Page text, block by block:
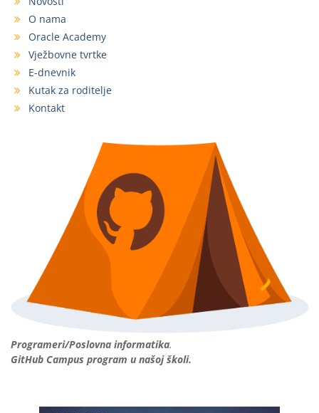
O nama
Oracle Academy
Vježbovne tvrtke
E-dnevnik
Kutak za roditelje
Kontakt
Programeri/Poslovna informatika.
GitHub Campus program u našoj školi.